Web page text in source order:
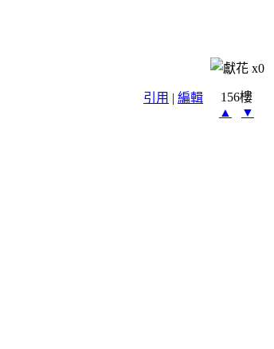
x0
引用 | 編輯
156樓
▲
▼